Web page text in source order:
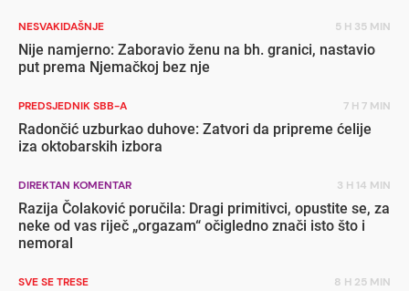
NESVAKIDAŠNJE 5 H 35 MIN
Nije namjerno: Zaboravio ženu na bh. granici, nastavio
put prema Njemačkoj bez nje
PREDSJEDNIK SBB-A 7 H 7 MIN
Radončić uzburkao duhove: Zatvori da pripreme ćelije
iza oktobarskih izbora
DIREKTAN KOMENTAR 3 H 14 MIN
Razija Čolaković poručila: Dragi primitivci, opustite se, za
neke od vas riječ „orgazam“ očigledno znači isto što i
nemoral
SVE SE TRESE 8 H 25 MIN